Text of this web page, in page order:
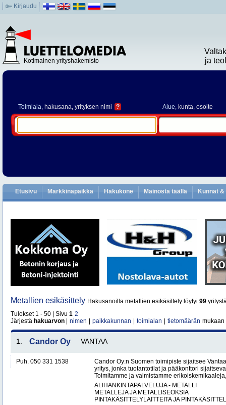
Kirjaudu
Kotimainen yrityshakemisto
ja
Toimiala, hakusana, yrityksen nimi ? Alue, kunta, osoite
Etusivu Markkinapaikka Hakukone Mainosta täällä Kunnat
Metallien esikäsittely Hakusanoilla metallien esikäsittely löytyi 99
Tulokset 1 - 50 | Sivu 1 2
Järjestä hakuarvon nimen paikkakunnan toimialan tietomäärän mukaan
1. Candor Oy VANTAA
Puh. 050 331 1538
Candor Oy:n Suomen toimipiste sijaitsee
yritys, jonka tuotantotilat ja pääkonttori
Toimitamme ja valmistamme
ALIHANKINTAPALVELUJA - METALLI
METALLEJA JA METALLISEOKSIA
PINTAKÄSITTELYLAITTEITA JA